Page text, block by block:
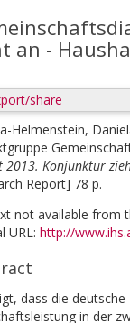
an -
share
Helmenstein,
2013. Konjunktur
Report] 78 p.
not available from
URL: http://
dass die
in der